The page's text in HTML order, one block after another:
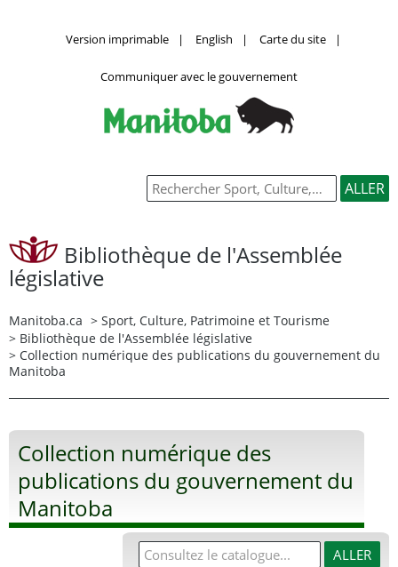
Version imprimable | English | Carte du site |
Communiquer avec le gouvernement
Bibliothèque de l'Assemblée
législative
Manitoba.ca > Sport, Culture, Patrimoine et Tourisme
> Bibliothèque de l'Assemblée législative
> Collection numérique des publications du gouvernement du
Manitoba
Collection numérique des
publications du gouvernement du
Manitoba